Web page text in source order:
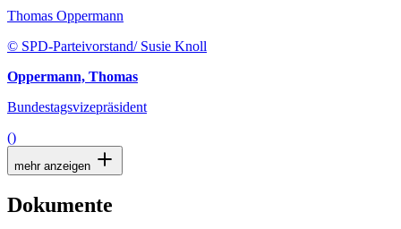
Thomas Oppermann
© SPD-Parteivorstand/ Susie Knoll
Oppermann, Thomas
Bundestagsvizepräsident
()
mehr anzeigen
Dokumente